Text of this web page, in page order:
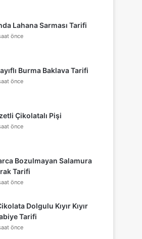
Lahana Sarması Tarifi
önce
Burma Baklava Tarifi
önce
Çikolatalı Pişi
önce
Bozulmayan Salamura
Tarifi
önce
Dolgulu Kıyır Kıyır
Tarifi
önce